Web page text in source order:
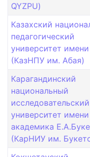
QYZPU)
Казахский
педагогический
университет
(КазНПУ им. Абая)
Карагандинский
национальный
исследовательский
университет имени
академика
(КарНИУ им.